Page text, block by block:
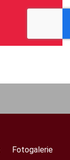
Fotogalerie